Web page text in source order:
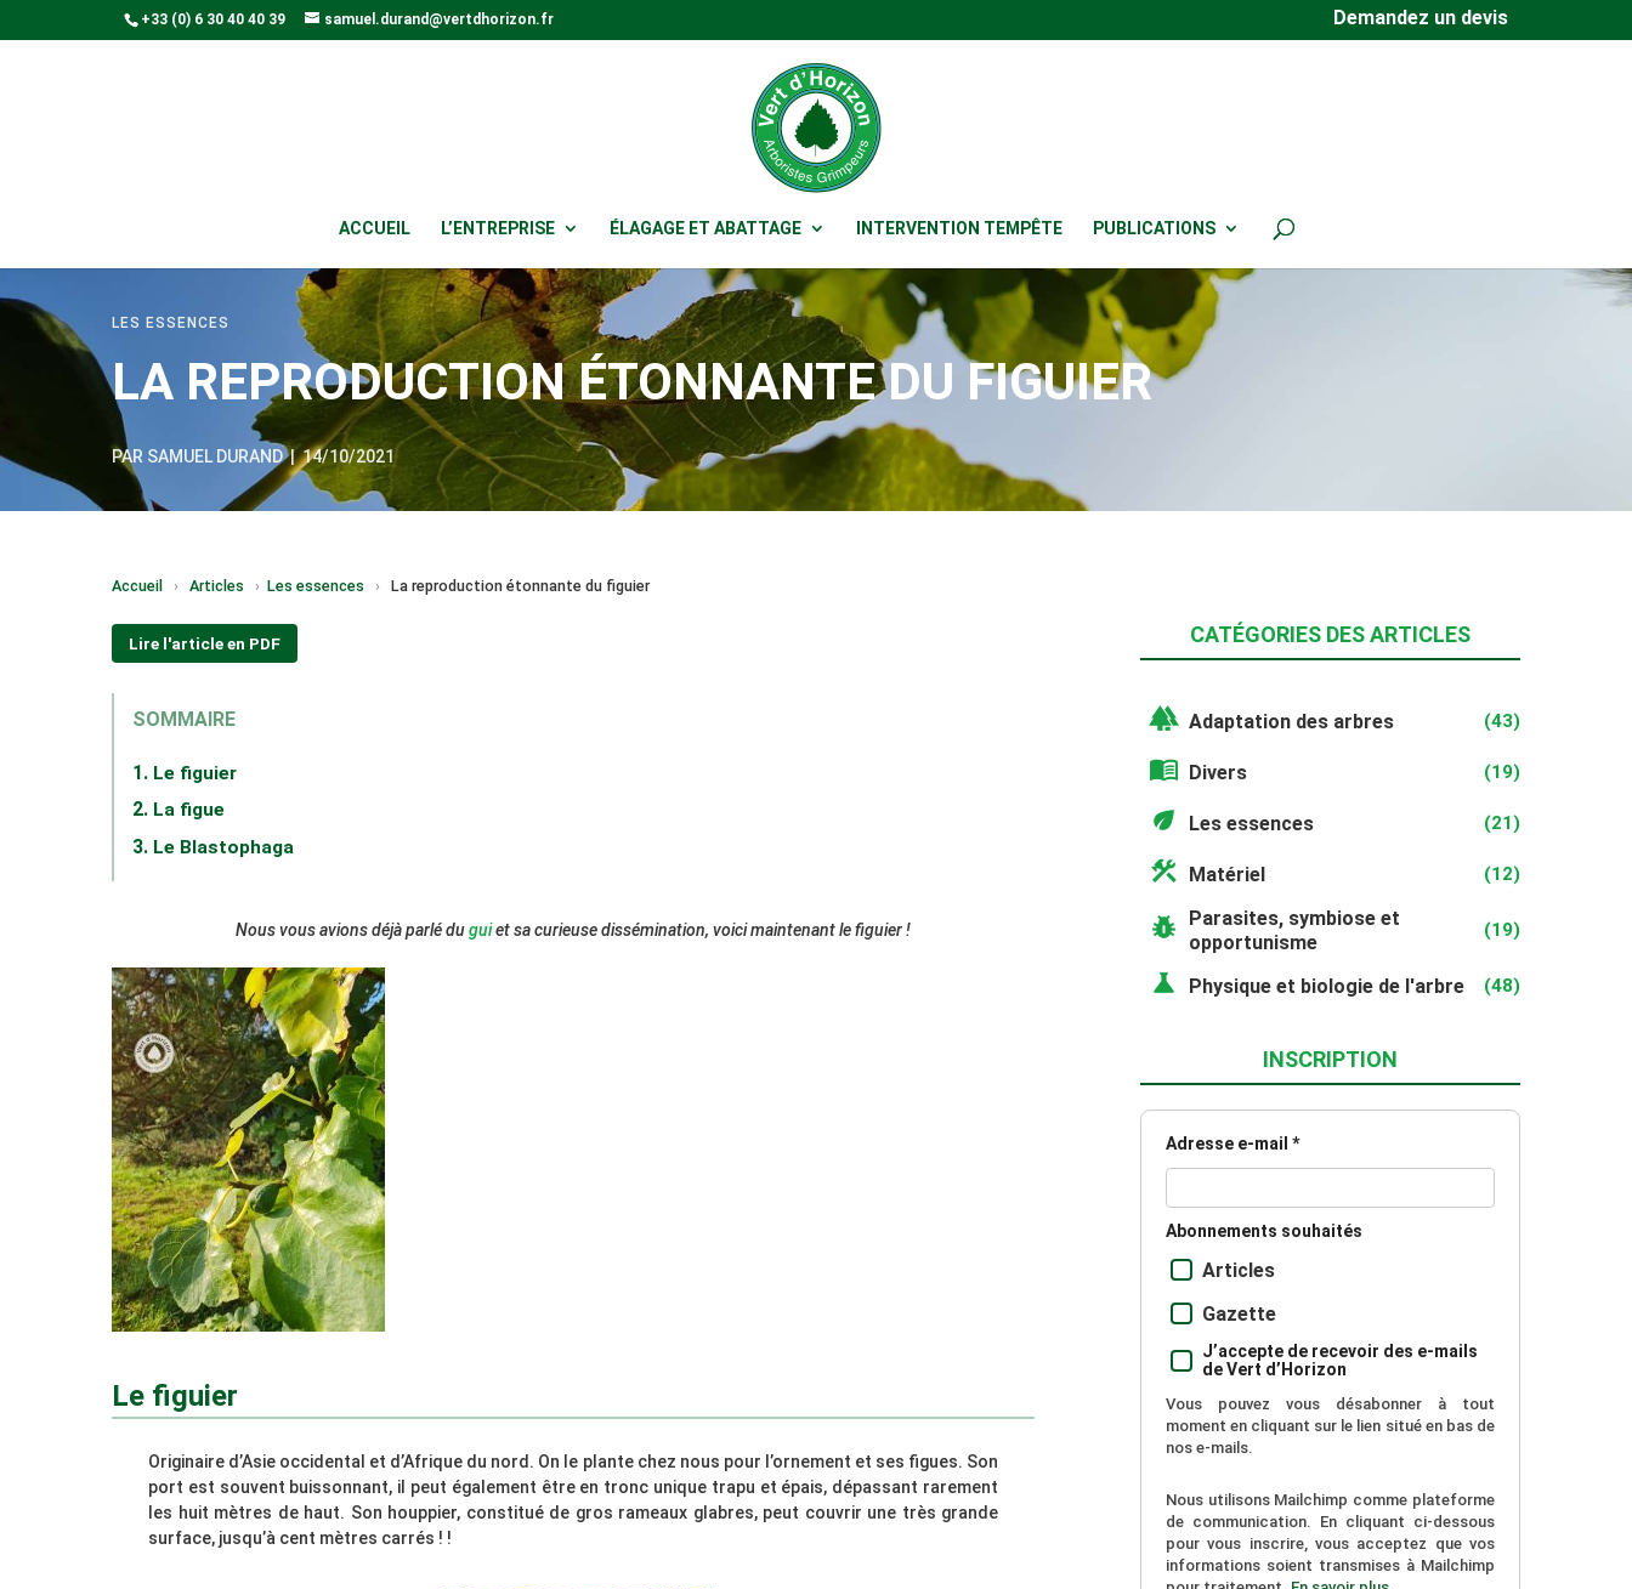
+33 (0) 6 30 40 40 39 samuel.durand@vertdhorizon.fr Demandez un devis
ACCUEIL L’ENTREPRISE ÉLAGAGE ET ABATTAGE INTERVENTION TEMPÊTE PUBLICATIONS
LES ESSENCES
LA REPRODUCTION ÉTONNANTE DU FIGUIER
PAR SAMUEL DURAND|14/10/2021
Accueil › Articles › Les essences › La reproduction étonnante du figuier
Lire l'article en PDF
SOMMAIRE
Le figuier
La figue
Le Blastophaga
Nous vous avions déjà parlé duguiet sa curieuse dissémination, voici maintenant le figuier !
Le figuier
Originaire d’Asie occidental et d’Afrique du nord. On le plante chez nous pour l’ornement et ses figues. Son
port est souvent buissonnant, il peut également être en tronc unique trapu et épais, dépassant rarement
les huit mètres de haut. Son houppier, constitué de gros rameaux glabres, peut couvrir une très grande
surface, jusqu’à cent mètres carrés ! !
CATÉGORIES DES ARTICLES
forest Adaptation des arbres (43)
menu_book Divers (19)
eco Les essences (21)
construction Matériel (12)
pest_control
Parasites, symbiose et
opportunisme
(19)
science Physique et biologie de l'arbre (48)
INSCRIPTION
Adresse e-mail *
Abonnements souhaités
Articles
Gazette
J’accepte de recevoir des e-mails
de Vert d’Horizon
Vous pouvez vous désabonner à tout
moment en cliquant sur le lien situé en bas de
nos e-mails.
Nous utilisons Mailchimp comme plateforme
de communication. En cliquant ci-dessous
pour vous inscrire, vous acceptez que vos
informations soient transmises à Mailchimp